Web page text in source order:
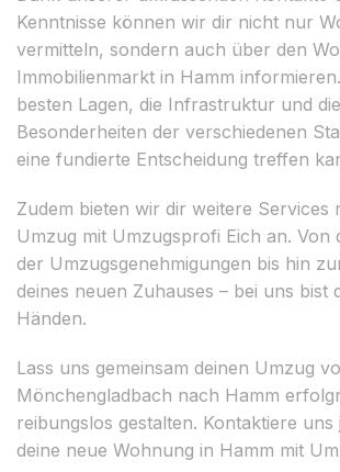
Kenntnisse können wir dir nicht nur
vermitteln, sondern auch über den
Immobilienmarkt in Hamm
besten Lagen, die Infrastruktur und die
Besonderheiten der verschiedenen
eine fundierte Entscheidung treffen
Zudem bieten wir dir weitere Services
Umzug mit Umzugsprofi Eich an. Von
der Umzugsgenehmigungen bis hin
deines neuen Zuhauses – bei uns bist
Händen.
Lass uns gemeinsam deinen Umzug
Mönchengladbach nach Hamm
reibungslos gestalten. Kontaktiere
deine neue Wohnung in Hamm mit